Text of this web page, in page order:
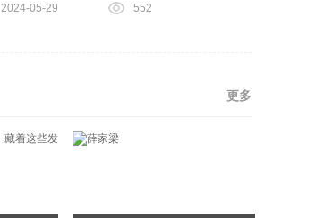
2024-05-29 552
更多